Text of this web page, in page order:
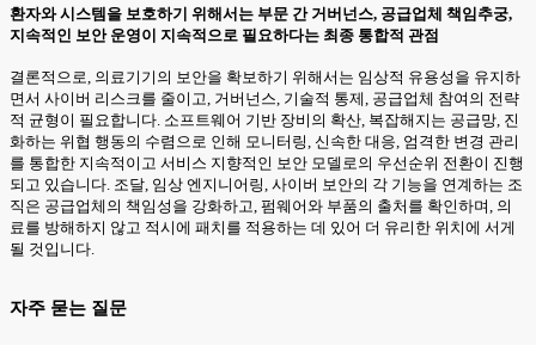
환자와 시스템을 보호하기 위해서는 부문 간 거버넌스, 공급업체 책임추궁,
지속적인 보안 운영이 지속적으로 필요하다는 최종 통합적 관점
결론적으로, 의료기기의 보안을 확보하기 위해서는 임상적 유용성을 유지하
면서 사이버 리스크를 줄이고, 거버넌스, 기술적 통제, 공급업체 참여의 전략
적 균형이 필요합니다. 소프트웨어 기반 장비의 확산, 복잡해지는 공급망, 진
화하는 위협 행동의 수렴으로 인해 모니터링, 신속한 대응, 엄격한 변경 관리
를 통합한 지속적이고 서비스 지향적인 보안 모델로의 우선순위 전환이 진행
되고 있습니다. 조달, 임상 엔지니어링, 사이버 보안의 각 기능을 연계하는 조
직은 공급업체의 책임성을 강화하고, 펌웨어와 부품의 출처를 확인하며, 의
료를 방해하지 않고 적시에 패치를 적용하는 데 있어 더 유리한 위치에 서게
될 것입니다.
자주 묻는 질문